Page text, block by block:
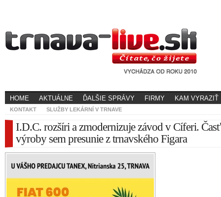
HOME AKTUÁLNE ĎALŠIE SPRÁVY FIRMY KAM VYRAZIŤ
KONTAKT SLUŽBY LEKÁRNÍ V TRNAVE
I.D.C. rozšíri a zmodernizuje závod v Cíferi. Časť
výroby sem presunie z trnavského Figara